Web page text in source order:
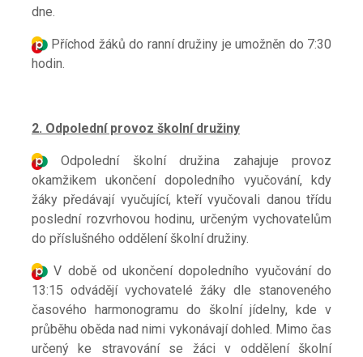
dne.
Příchod žáků do ranní družiny je umožněn do 7:30
hodin.
2. Odpolední provoz školní družiny
Odpolední školní družina zahajuje provoz
okamžikem ukončení dopoledního vyučování, kdy
žáky předávají vyučující, kteří vyučovali danou třídu
poslední rozvrhovou hodinu, určeným vychovatelům
do příslušného oddělení školní družiny.
V době od ukončení dopoledního vyučování do
13:15 odvádějí vychovatelé žáky dle stanoveného
časového harmonogramu do školní jídelny, kde v
průběhu oběda nad nimi vykonávají dohled. Mimo čas
určený ke stravování se žáci v oddělení školní